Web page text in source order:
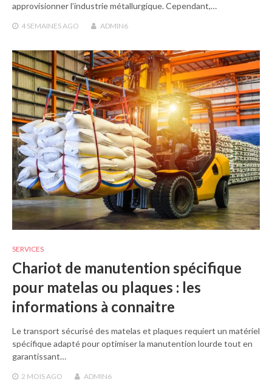
approvisionner l’industrie métallurgique. Cependant,…
4 SEMAINESAGO ADMIN6
SERVICES
Chariot de manutention spécifique
pour matelas ou plaques : les
informations à connaitre
Le transport sécurisé des matelas et plaques requiert un matériel
spécifique adapté pour optimiser la manutention lourde tout en
garantissant…
2 MOISAGO ADMIN6